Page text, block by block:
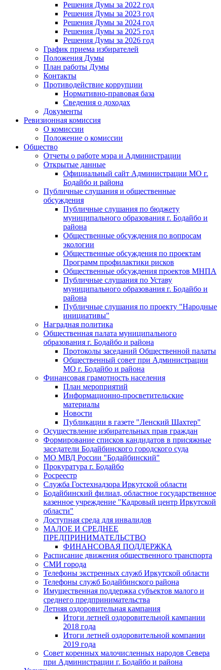
Решения Думы за 2022 год
Решения Думы за 2023 год
Решения Думы за 2024 год
Решения Думы за 2025 год
Решения Думы за 2026 год
График приема избирателей
Положения Думы
План работы Думы
Контакты
Противодействие коррупции
Нормативно-правовая база
Сведения о доходах
Документы
Ревизионная комиссия
О комиссии
Положение о комиссии
Общество
Отчеты о работе мэра и Администрации
Открытые данные
Официальный сайт Администрации МО г.
Бодайбо и района
Публичные слушания и общественные
обсуждения
Публичные слушания по бюджету
муниципального образования г. Бодайбо и
района
Общественные обсуждения по вопросам
экологии
Общественные обсуждения по проектам
Программ профилактики рисков
Общественные обсуждения проектов МНПА
Публичные слушания по Уставу
муниципального образования г. Бодайбо и
района
Публичные слушания по проекту "Народные
инициативы"
Наградная политика
Общественная палата муниципального
образования г. Бодайбо и района
Протоколы заседаний Общественной палаты
Общественный совет при Администрации
МО г. Бодайбо и района
Финансовая грамотность населения
План мероприятий
Информационно-просветительские
материалы
Новости
Публикации в газете "Ленский Шахтер"
Осуществление избирательных прав граждан
Формирование списков кандидатов в присяжные
заседатели Бодайбинского городского суда
МО МВД России "Бодайбинский"
Прокуратура г. Бодайбо
Росреестр
Служба Гостехнадзора Иркутской области
Бодайбинский филиал, областное государственное
казенное учреждение "Кадровый центр Иркутской
области"
Доступная среда для инвалидов
МАЛОЕ И СРЕДНЕЕ
ПРЕДПРИНИМАТЕЛЬСТВО
ФИНАНСОВАЯ ПОДДЕРЖКА
Расписание движения общественного транспорта
СМИ города
Телефоны экстренных служб Иркутской области
Телефоны служб Бодайбинского района
Имущественная поддержка субъектов малого и
среднего предпринимательства
Летняя оздоровительная кампания
Итоги летней оздоровительной кампании
2018 года
Итоги летней оздоровительной компании
2019 года
Совет коренных малочисленных народов Севера
при Администрации г. Бодайбо и района